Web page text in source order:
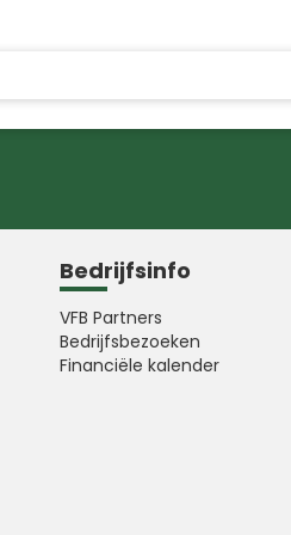
Bedrijfsinfo
VFB Partners
Bedrijfsbezoeken
Financiële kalender